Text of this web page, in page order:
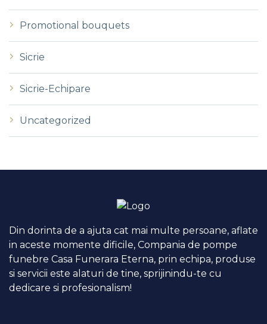
Promotional bouquets
Sicrie
Sicrie-Echipare
Uncategorized
Din dorinta de a ajuta cat mai multe persoane, aflate
in aceste momente dificile, Compania de pompe
funebre Casa Funerara Eterna, prin echipa, produse
si servicii este alaturi de tine, sprijinindu-te cu
dedicare si profesionalism!